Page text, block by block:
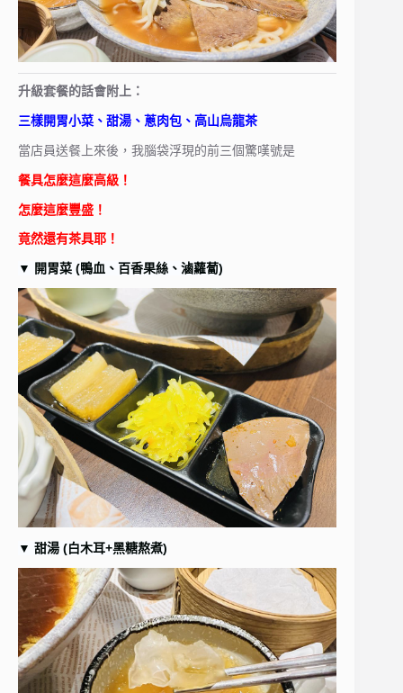
升級套餐的話會附上：
三樣開胃小菜、甜湯、蔥肉包、高山烏龍茶
當店員送餐上來後，我腦袋浮現的前三個驚嘆號是
餐具怎麼這麼高級！
怎麼這麼豐盛！
竟然還有茶具耶！
▼ 開胃菜 (鴨血、百香果絲、滷蘿蔔)
▼ 甜湯 (白木耳+黑糖熬煮)